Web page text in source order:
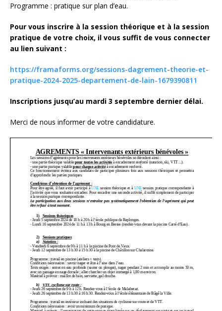
Programme : pratique sur plan d’eau.
Pour vous inscrire à la session théorique et à la session
pratique de votre choix, il vous suffit de vous connecter
au lien suivant :
https://framaforms.org/sessions-dagrement-theorie-et-
pratique-2024-2025-departement-de-lain-1679390811
Inscriptions jusqu’au mardi 3 septembre dernier délai.
Merci de nous informer de votre candidature.